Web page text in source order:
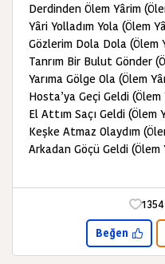
Derdinden Ölem Yârim
Yâri Yolladım Yola (Ölem
Gözlerim Dola Dola (Ölem
Tanrım Bir Bulut Gönder
Yarıma Gölge Ola (Ölem
Hosta’ya Geçi Geldi
El Attım Saçı Geldi (Ölem
Keşke Atmaz Olaydım
Arkadan Göçü Geldi (Ölem
1354
Beğen